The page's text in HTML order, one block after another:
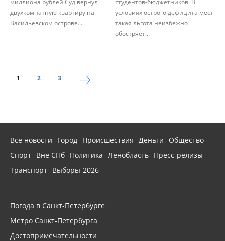
двухкомнатную квартиру на
Васильевском острове...
условиях острого дефицита мест
такая льгота неизбежно
обостряет...
1 2 3
Все новости Город Происшествия Деньги
Общество
Спорт Вне СПб Политика Ленобласть Пресс-релизы
Транспорт Выборы-2026
Погода в Санкт-Петербурге
Метро Санкт-Петербурга
Достопримечательности